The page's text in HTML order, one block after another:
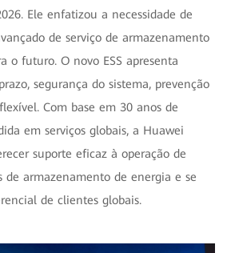
Ele enfatizou a necessidade de
de serviço de armazenamento
o futuro. O novo ESS apresenta
segurança do sistema, prevenção
Com base em 30 anos de
em serviços globais, a Huawei
suporte eficaz à operação de
de armazenamento de energia e se
de clientes globais.